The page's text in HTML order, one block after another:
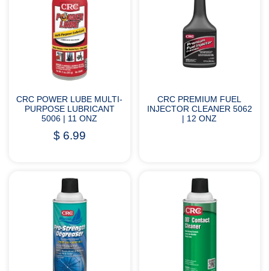
CRC POWER LUBE MULTI-
PURPOSE LUBRICANT
5006 | 11 ONZ
$6.99
CRC PREMIUM FUEL
INJECTOR CLEANER 5062
| 12 ONZ